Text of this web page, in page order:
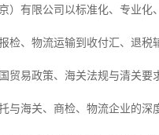
）有限公司以标准化、专业
检、物流运输到收付汇、退
贸易政策、海关法规与清关要
与海关、商检、物流企业的